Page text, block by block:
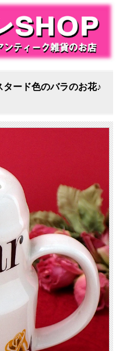
ード色のバラのお花♪